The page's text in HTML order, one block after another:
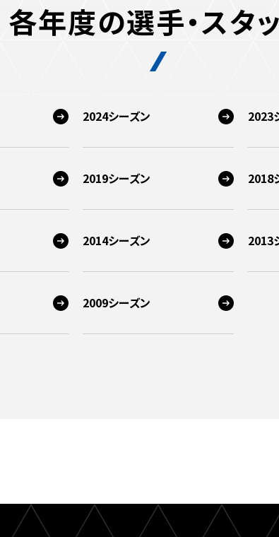
各年度の選手・スタ
2024シーズン 2023
2019シーズン 2018
2014シーズン 2013
2009シーズン